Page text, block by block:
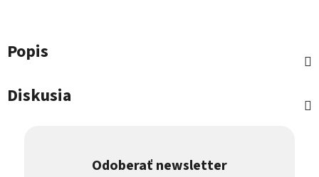
Popis
Diskusia
Odoberať newsletter